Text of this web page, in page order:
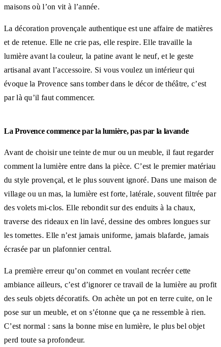
maisons où l’on vit à l’année.
La décoration provençale authentique est une affaire de matières
et de retenue. Elle ne crie pas, elle respire. Elle travaille la
lumière avant la couleur, la patine avant le neuf, et le geste
artisanal avant l’accessoire. Si vous voulez un intérieur qui
évoque la Provence sans tomber dans le décor de théâtre, c’est
par là qu’il faut commencer.
La Provence commence par la lumière, pas par la lavande
Avant de choisir une teinte de mur ou un meuble, il faut regarder
comment la lumière entre dans la pièce. C’est le premier matériau
du style provençal, et le plus souvent ignoré. Dans une maison de
village ou un mas, la lumière est forte, latérale, souvent filtrée par
des volets mi-clos. Elle rebondit sur des enduits à la chaux,
traverse des rideaux en lin lavé, dessine des ombres longues sur
les tomettes. Elle n’est jamais uniforme, jamais blafarde, jamais
écrasée par un plafonnier central.
La première erreur qu’on commet en voulant recréer cette
ambiance ailleurs, c’est d’ignorer ce travail de la lumière au profit
des seuls objets décoratifs. On achète un pot en terre cuite, on le
pose sur un meuble, et on s’étonne que ça ne ressemble à rien.
C’est normal : sans la bonne mise en lumière, le plus bel objet
perd toute sa profondeur.